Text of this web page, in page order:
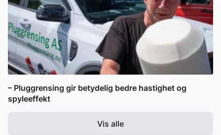
– Pluggrensing gir betydelig bedre hastighet og
spyleeffekt
Vis alle